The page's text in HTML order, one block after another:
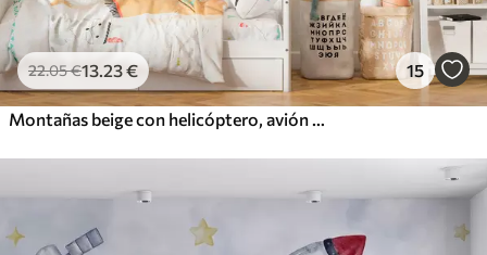
22.05€13 .23€ 15